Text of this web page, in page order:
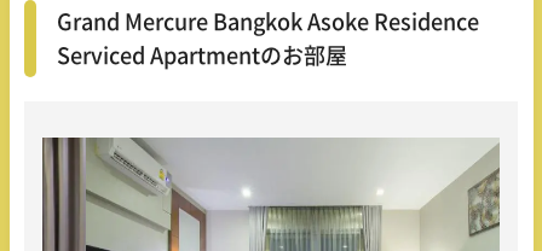
Grand Mercure Bangkok Asoke Residence
Serviced Apartmentのお部屋